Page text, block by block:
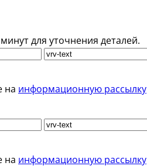
для уточнения деталей.
на информационную рассылку
на информационную рассылку